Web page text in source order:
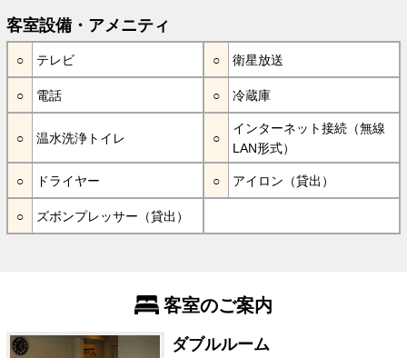
客室設備・アメニティ
テレビ 衛星放送
電話 冷蔵庫
温水洗浄トイレ
インターネット接続（無線
LAN形式）
ドライヤー アイロン（貸出）
ズボンプレッサー（貸出）
客室のご案内
ダブルルーム